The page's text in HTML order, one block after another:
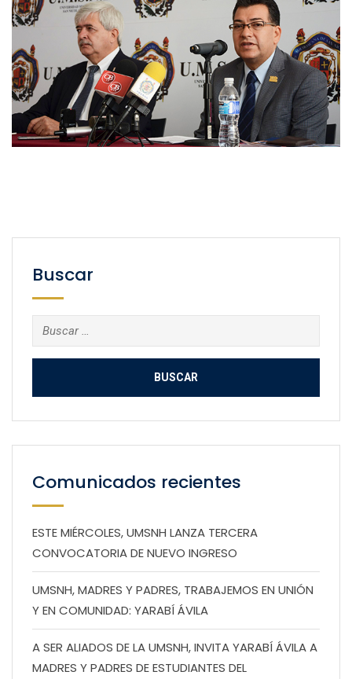
Buscar
Buscar:
Comunicados recientes
ESTE MIÉRCOLES, UMSNH LANZA TERCERA
CONVOCATORIA DE NUEVO INGRESO
UMSNH, MADRES Y PADRES, TRABAJEMOS EN UNIÓN
Y EN COMUNIDAD: YARABÍ ÁVILA
A SER ALIADOS DE LA UMSNH, INVITA YARABÍ ÁVILA A
MADRES Y PADRES DE ESTUDIANTES DEL